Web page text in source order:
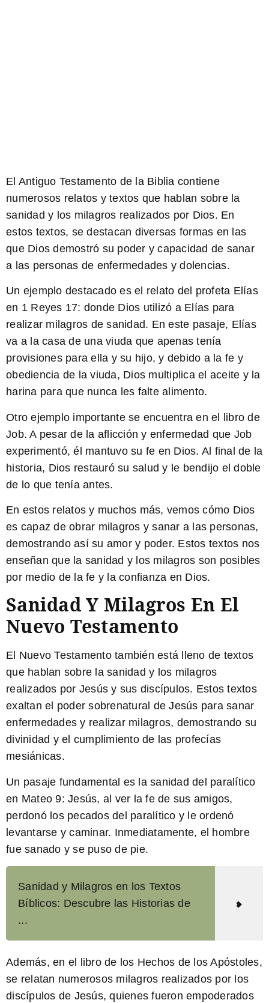
El Antiguo Testamento de la Biblia contiene
numerosos relatos y textos que hablan sobre la
sanidad y los milagros realizados por Dios. En
estos textos, se destacan diversas formas en las
que Dios demostró su poder y capacidad de sanar
a las personas de enfermedades y dolencias.
Un ejemplo destacado es el relato del profeta Elías
en 1 Reyes 17: donde Dios utilizó a Elías para
realizar milagros de sanidad. En este pasaje, Elías
va a la casa de una viuda que apenas tenía
provisiones para ella y su hijo, y debido a la fe y
obediencia de la viuda, Dios multiplica el aceite y la
harina para que nunca les falte alimento.
Otro ejemplo importante se encuentra en el libro de
Job. A pesar de la aflicción y enfermedad que Job
experimentó, él mantuvo su fe en Dios. Al final de la
historia, Dios restauró su salud y le bendijo el doble
de lo que tenía antes.
En estos relatos y muchos más, vemos cómo Dios
es capaz de obrar milagros y sanar a las personas,
demostrando así su amor y poder. Estos textos nos
enseñan que la sanidad y los milagros son posibles
por medio de la fe y la confianza en Dios.
Sanidad Y Milagros En El
Nuevo Testamento
El Nuevo Testamento también está lleno de textos
que hablan sobre la sanidad y los milagros
realizados por Jesús y sus discípulos. Estos textos
exaltan el poder sobrenatural de Jesús para sanar
enfermedades y realizar milagros, demostrando su
divinidad y el cumplimiento de las profecías
mesiánicas.
Un pasaje fundamental es la sanidad del paralítico
en Mateo 9: Jesús, al ver la fe de sus amigos,
perdonó los pecados del paralítico y le ordenó
levantarse y caminar. Inmediatamente, el hombre
fue sanado y se puso de pie.
Sanidad y Milagros en los Textos
Bíblicos: Descubre las Historias de
...
Además, en el libro de los Hechos de los Apóstoles,
se relatan numerosos milagros realizados por los
discípulos de Jesús, quienes fueron empoderados